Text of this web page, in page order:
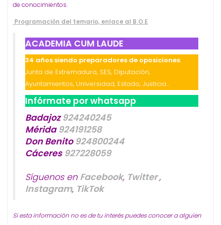
de conocimientos.
Programación del temario, enlace al B.O.E
ACADEMIA CUM LAUDE
34 años siendo preparadores de oposiciones:
Junta de Extremadura, SES, Diputación,
Ayuntamientos, Universidad, Estado, Justicia…
Infórmate por whatsapp
Badajoz924240245
Mérida 924191258
Don Benito 924800244
Cáceres 927228059
Síguenos en Facebook, Twitter,
Instagram, TikTok
Si esta información no es de tu interés puedes conocer a alguien